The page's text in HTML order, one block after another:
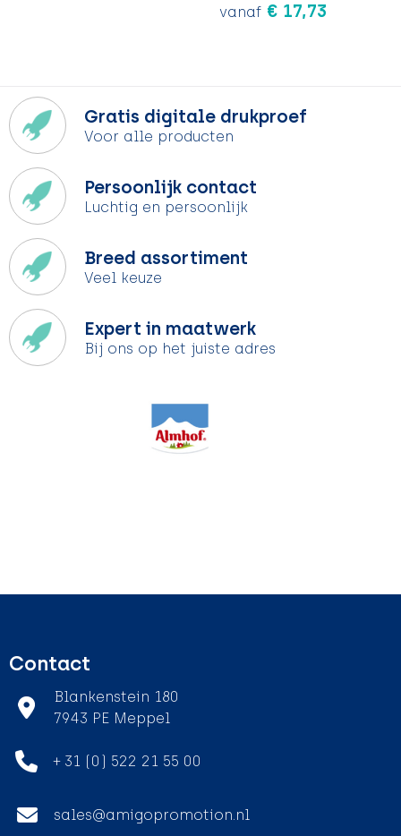
vanaf € 17,73
Gratis digitale drukproef
Voor alle producten
Persoonlijk contact
Luchtig en persoonlijk
Breed assortiment
Veel keuze
Expert in maatwerk
Bij ons op het juiste adres
Contact
Blankenstein 180
7943 PE Meppel
+ 31 (0) 522 21 55 00
sales@amigopromotion.nl